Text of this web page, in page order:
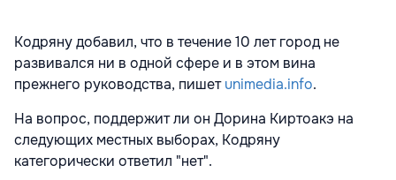
Кодряну добавил, что в течение 10 лет город не
развивался ни в одной сфере и в этом вина
прежнего руководства, пишетunimedia.info.
На вопрос, поддержит ли он Дорина Киртоакэ на
следующих местных выборах, Кодряну
категорически ответил "нет".